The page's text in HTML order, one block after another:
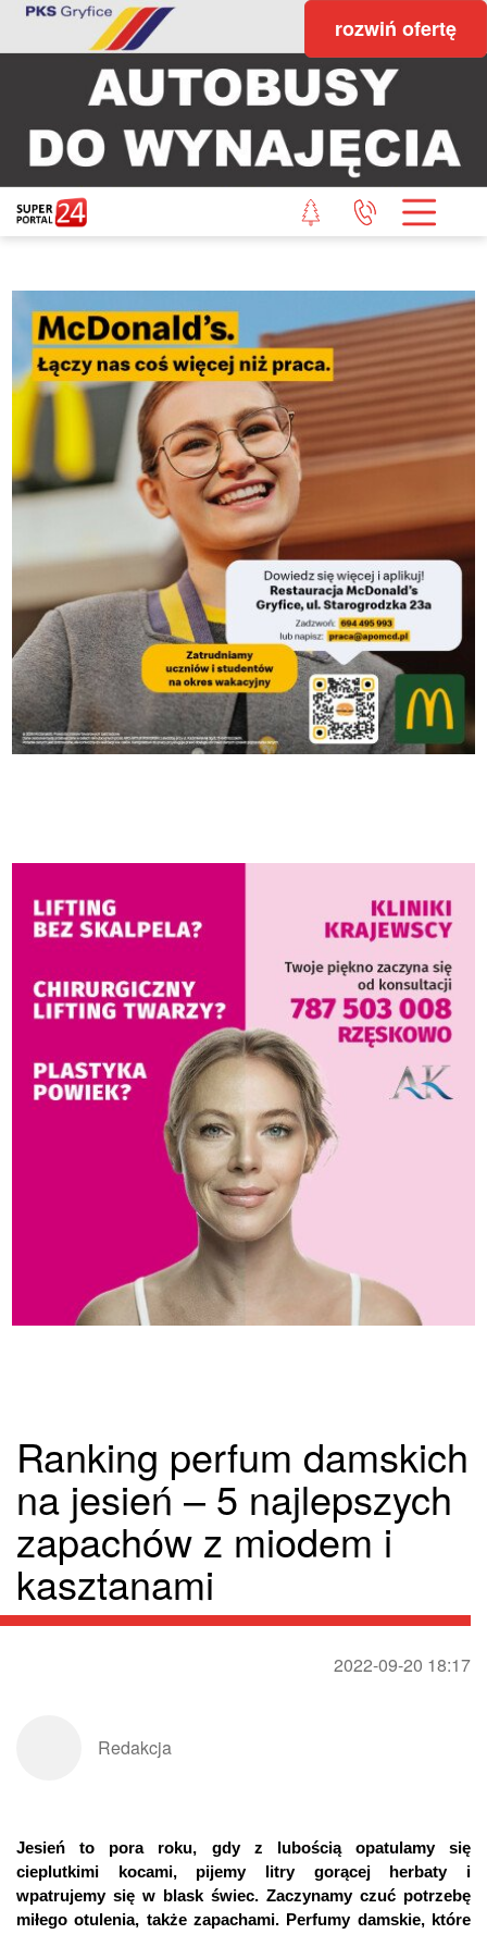
rozwiń ofertę
Ranking perfum damskich
na jesień – 5 najlepszych
zapachów z miodem i
kasztanami
2022-09-20 18:17
Redakcja
Jesień to pora roku, gdy z lubością opatulamy się
cieplutkimi kocami, pijemy litry gorącej herbaty i
wpatrujemy się w blask świec. Zaczynamy czuć potrzebę
miłego otulenia, także zapachami. Perfumy damskie, które
STRONA GŁÓWNA
POWIAT GRYFICKI
WIADOMOŚCI Z LASU
STUDIO SUPERPORTALU
KONTAKT
REDAKCJA
REGULAMIN